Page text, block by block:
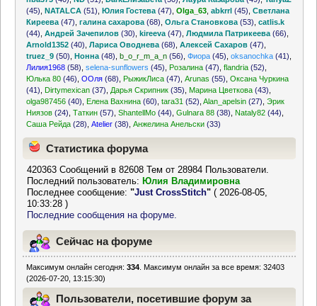
(45) ,NATALCA (51) ,Юлия Гостева (47) ,Olga_63 ,abkrrl (45) ,Светлана
Киреева (47) ,галина сахарова (68) ,Ольга Становкова (53) ,catlis.k
(44) ,Андрей Зачепилов (30) ,kireeva (47) ,Людмила Патрикеева (66)
Arnold1352 (40) ,Лариса Оводнева (68) ,Алексей Сахаров (47)
truez_9 (50) ,Нонна (48) ,b_o_r_m_a_n (56) ,Фиора (45) ,oksanochka (41)
Лилия1968 (58) ,selena-sunflowers (45) Розалина (47) ,flandria (52)
Юлька 80 (46) ,ООля (68) РыжикЛиса (47) ,Arunas (55) ,Оксана Чуркина
(41)
Dirtymexican (37) Дарья Скрипник (35) Марина Цветкова (43)
olga987456 (40) Елена Вахнина (60) ,tara31 (52) ,Alan_apelsin (27) ,Эрик
Ниязов (24) ,Таткин (57) ,ShantellMo (44) ,Gulnara 88 (38) Nataly82 (44)
Саша Рейда (28) ,Atelier (38) ,Анжелина Анельски (33)
Статистика форума
420363 Сообщений в 82608 Тем от 28984 Пользователи.
Последний пользователь: Юлия Владимировна
Последнее сообщение:"Just CrossStitch" ( 2026-08-05,
10:33:28 )
Последние сообщения на форуме.
Сейчас на форуме
Максимум онлайн сегодня:334 . Максимум онлайн за все время: 32403
(2026-07-20, 13:15:30)
Пользователи, посетившие форум за